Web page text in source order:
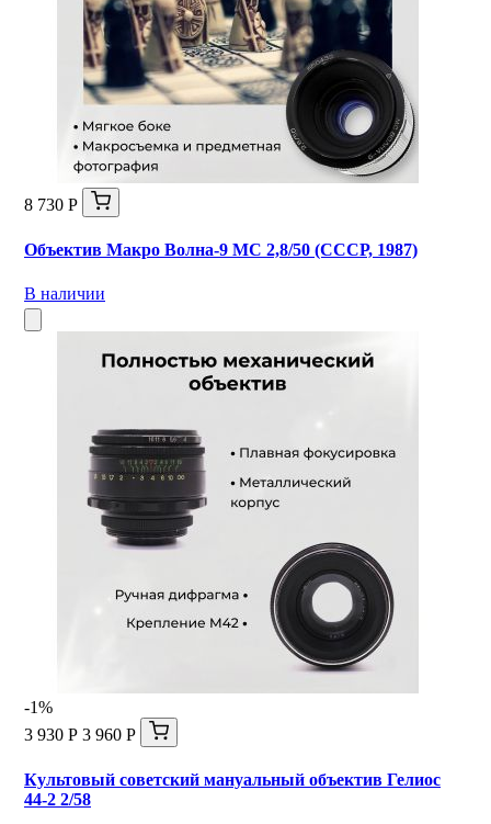
8 730 Р
Объектив Макро Волна-9 МС 2,8/50 (СССР, 1987)
В наличии
-1%
3 930 Р 3 960 Р
Культовый советский мануальный объектив Гелиос
44-2 2/58